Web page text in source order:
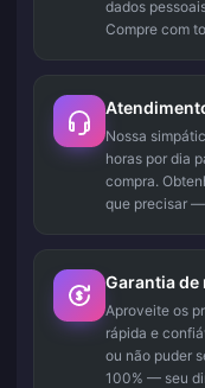
dados
Compre com
Nossa
horas por dia
compra.
que precisar
Garantia
Aproveite os
rápida e
ou não puder
100% — seu